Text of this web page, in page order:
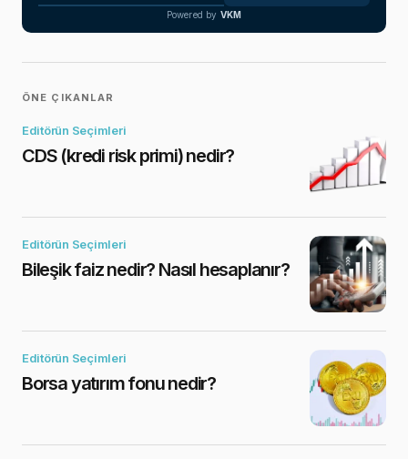
Powered by VKM
ÖNE ÇIKANLAR
Editörün Seçimleri
CDS (kredi risk primi) nedir?
Editörün Seçimleri
Bileşik faiz nedir? Nasıl hesaplanır?
Editörün Seçimleri
Borsa yatırım fonu nedir?